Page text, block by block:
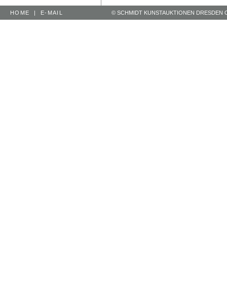
HOME | E-MAIL © SCHMIDT KUNSTAUKTIONEN DRESDEN